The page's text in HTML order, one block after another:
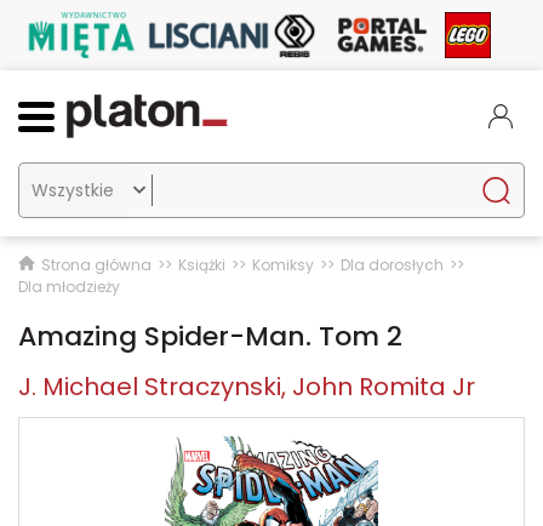

Strona główna Książki Komiksy
Dla dorosłych
Dla młodzieży
Amazing Spider-Man. Tom 2
J. Michael Straczynski John Romita Jr